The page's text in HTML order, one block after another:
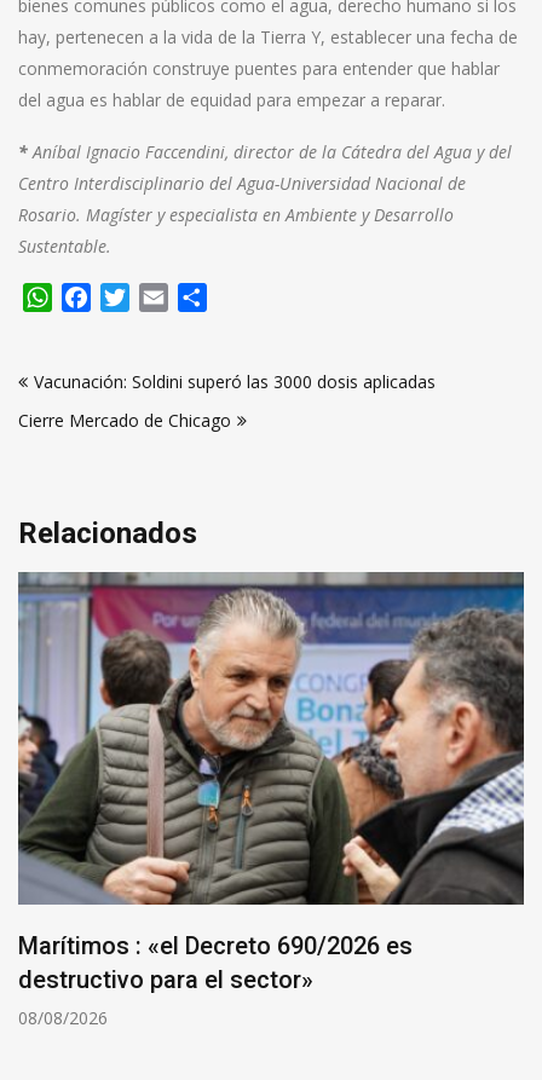
bienes comunes públicos como el agua, derecho humano si los
hay, pertenecen a la vida de la Tierra Y, establecer una fecha de
conmemoración construye puentes para entender que hablar
del agua es hablar de equidad para empezar a reparar.
*Aníbal Ignacio Faccendini, director de la Cátedra del Agua y del
Centro Interdisciplinario del Agua-Universidad Nacional de
Rosario. Magíster y especialista en Ambiente y Desarrollo
Sustentable.
WhatsApp
FacebookTwitter
Email
de
entradas
Vacunación: Soldini superó las 3000 dosis aplicadas
Cierre Mercado de Chicago
Relacionados
Marítimos : «el Decreto 690/2026 es
destructivo para el sector»
08/08/2026